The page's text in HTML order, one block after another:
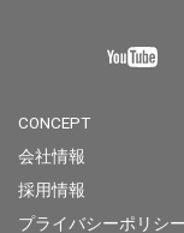
CONCEPT
会社情報
採用情報
プライバシーポリシー